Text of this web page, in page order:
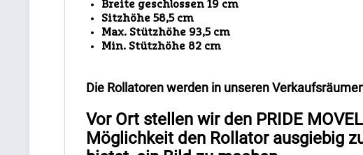
Breite geschlossen 19 cm
Sitzhöhe 58,5 cm
Max. Stützhöhe 93,5 cm
Min. Stützhöhe 82 cm
Die Rollatoren werden in unseren
Vor Ort stellen wir den PRIDE
Möglichkeit den Rollator ausgiebig